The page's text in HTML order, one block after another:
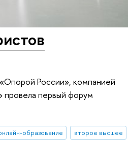
России», компанией
провела первый форум
образование
второе высшее